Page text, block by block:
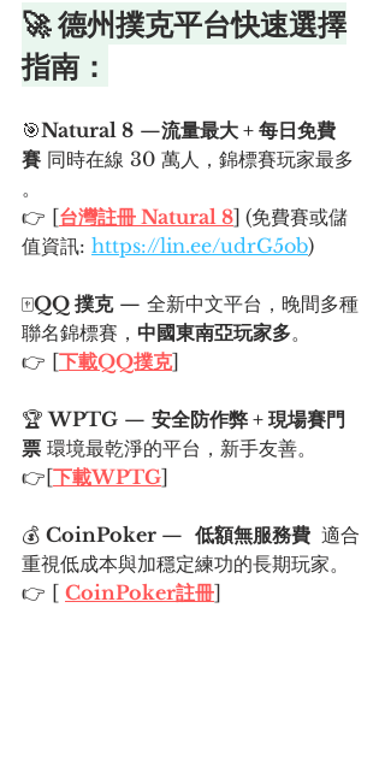
🚀 德州撲克平台快速選擇
指南：
🎯Natural 8 —流量最大 + 每日免費
賽 同時在線 30 萬人，錦標賽玩家最多
。
👉 [台灣註冊 Natural 8] (免費賽或儲
值資訊: https://lin.ee/udrG5ob)
🀄QQ 撲克 — 全新中文平台，晚間多種
聯名錦標賽， 中國東南亞玩家多。
👉 [下載QQ撲克]
🏆 WPTG — 安全防作弊 + 現場賽門
票 環境最乾淨的平台，新手友善。
👉[下載WPTG]
💰 CoinPoker — 低額無服務費 適合
重視低成本與加穩定練功的長期玩家。
👉 [ CoinPoker註冊]